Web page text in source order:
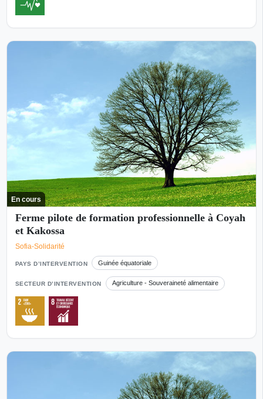
En cours
Ferme pilote de formation professionnelle à Coyah
et Kakossa
Sofia-Solidarité
PAYS D’INTERVENTION Guinée équatoriale
SECTEUR D’INTERVENTION Agriculture - Souveraineté alimentaire